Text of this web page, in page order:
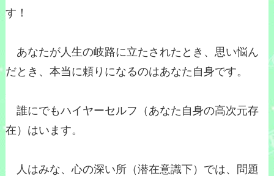
す！
あなたが人生の岐路に立たされたとき、思い悩ん
だとき、本当に頼りになるのはあなた自身です。
誰にでもハイヤーセルフ（あなた自身の高次元存
在）はいます。
人はみな、心の深い所（潜在意識下）では、問題